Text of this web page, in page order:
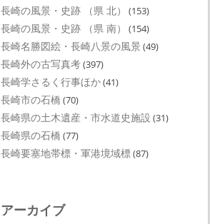
長崎の風景・史跡 （県 北） (153)
長崎の風景・史跡 （県 南） (154)
長崎名勝図絵・長崎八景の風景 (49)
長崎外の古写真考(397)
長崎学さるく行事ほか(41)
長崎市の石橋 (70)
長崎県の土木遺産・市水道史施設 (31)
長崎県の石橋 (77)
長崎要塞地帯標・軍港境域標(87)
アーカイブ